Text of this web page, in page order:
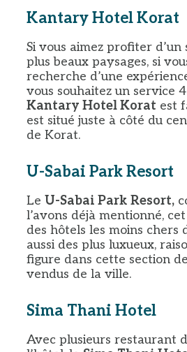
Kantary Hotel Korat
Si vous aimez profiter d’un
plus beaux paysages, si
recherche d’une
vous souhaitez un service
Kantary Hotel Korat est
est situé juste à côté du
de Korat.
U-Sabai Park Resort
Le U-Sabai Park Resort,
l’avons déjà mentionné,
des hôtels les moins chers
aussi des plus luxueux,
figure dans cette section
vendus de la ville.
Sima Thani Hotel
Avec plusieurs restaurant